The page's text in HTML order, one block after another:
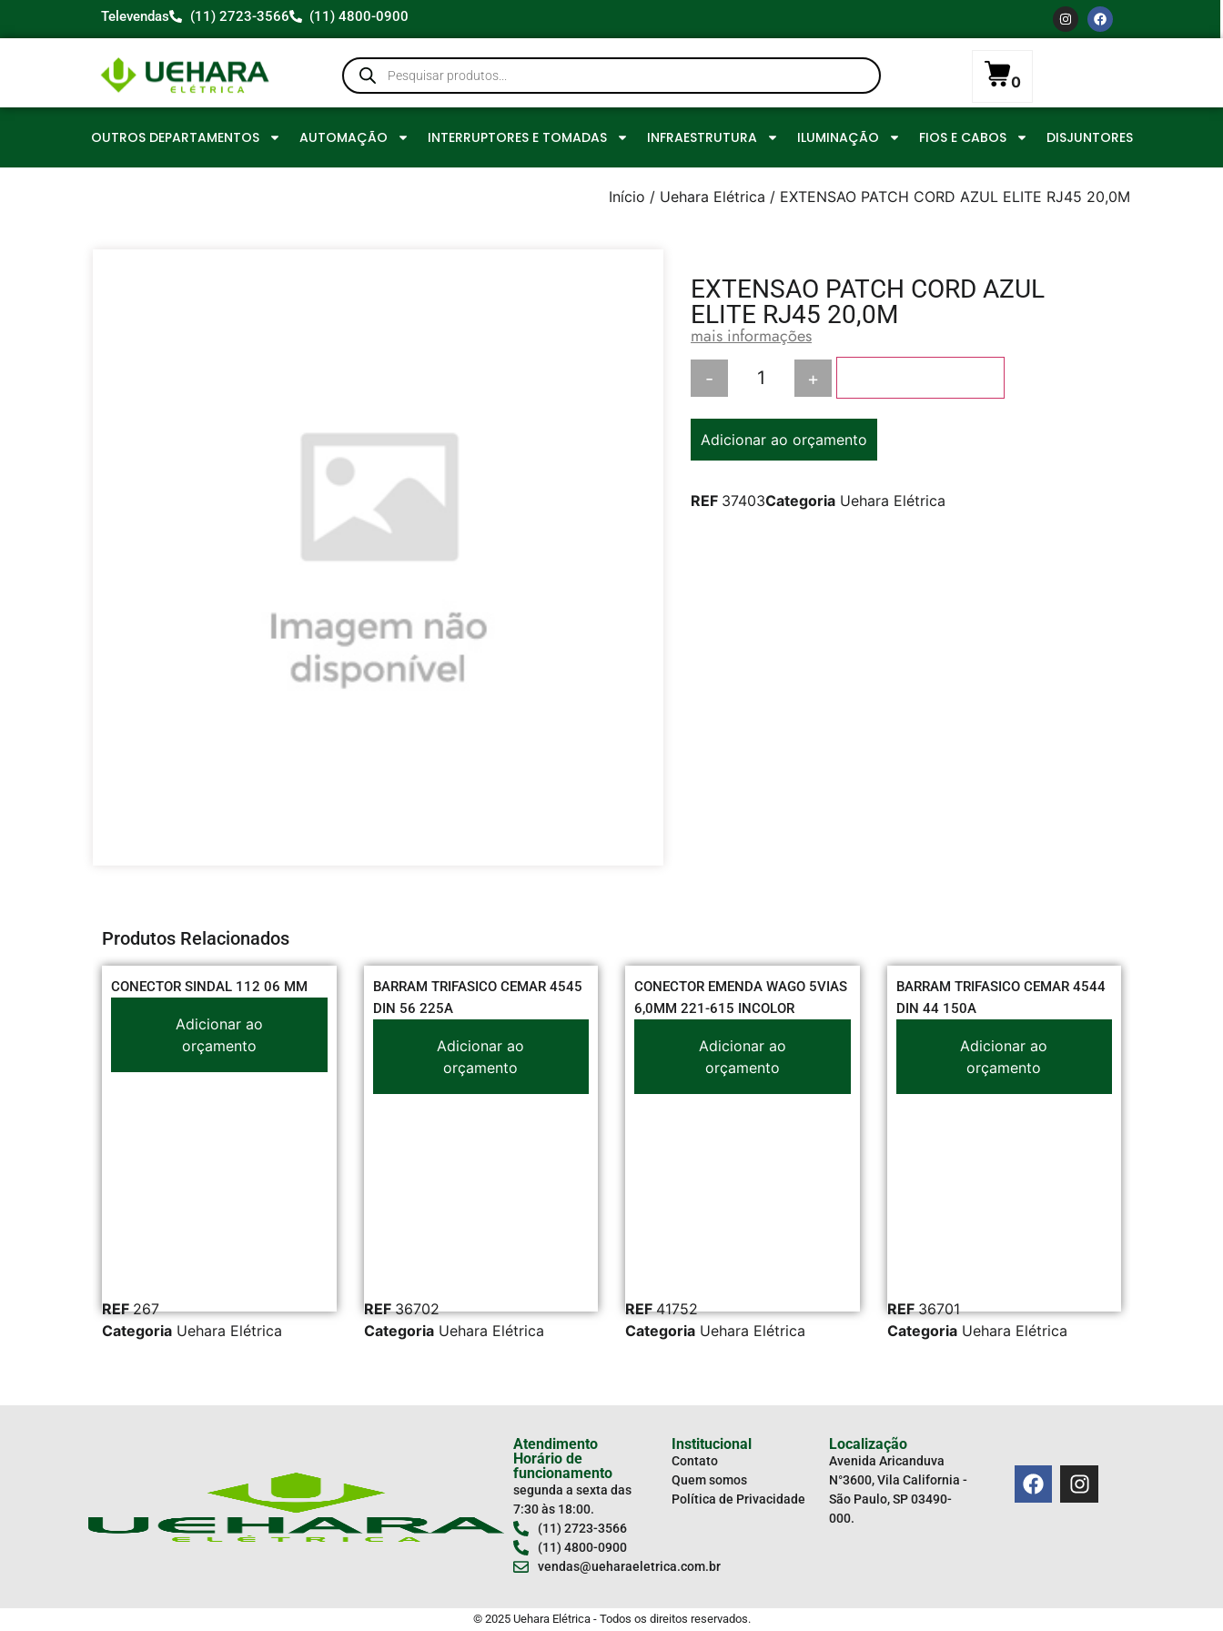
Televendas (11) 2723-3566 (11) 4800-0900
0
OUTROS DEPARTAMENTOS AUTOMAÇÃO INTERRUPTORES E TOMADAS INFRAESTRUTURA ILUMINAÇÃO FIOS E CABOS DISJUNTORES
Início / Uehara Elétrica / EXTENSAO PATCH CORD AZUL ELITE RJ45 20,0M
EXTENSAO PATCH CORD AZUL
ELITE RJ45 20,0M
mais informações
- +
Adicionar ao orçamento
REF 37403Categoria Uehara Elétrica
Produtos Relacionados
CONECTOR SINDAL 112 06 MM
Adicionar ao
orçamento
REF267
Categoria Uehara Elétrica
BARRAM TRIFASICO CEMAR 4545
DIN 56 225A
Adicionar ao
orçamento
REF36702
Categoria Uehara Elétrica
CONECTOR EMENDA WAGO 5VIAS
6,0MM 221-615 INCOLOR
Adicionar ao
orçamento
REF41752
Categoria Uehara Elétrica
BARRAM TRIFASICO CEMAR 4544
DIN 44 150A
Adicionar ao
orçamento
REF36701
Categoria Uehara Elétrica
Atendimento
Horário de
funcionamento
segunda a sexta das
7:30 às 18:00.
(11) 2723-3566
(11) 4800-0900
vendas@ueharaeletrica.com.br
Institucional
Contato
Quem somos
Política de Privacidade
Localização
Avenida Aricanduva
N°3600, Vila California -
São Paulo, SP 03490-
000.
© 2025 Uehara Elétrica - Todos os direitos reservados.